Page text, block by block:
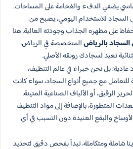
يضفي الدفء والفخامة على المساحات.
للاستخدام اليومي، يصبح من
على مظهره الجذاب وجودته العالية. هنا
بالرياضالمتخصصة في الرياض،
تعيد لسجادك رونقه الأصلي.
بل نحن خبراء في عالم التنظيف،
للتعامل مع جميع أنواع السجاد، سواء كانت
الرقيق، أو الألياف الصناعية المتينة.
المتطورة، بالإضافة إلى مواد التنظيف
والبقع العنيدة دون التسبب في أي
شاملة ومتكاملة، تبدأ بفحص دقيق لتحديد